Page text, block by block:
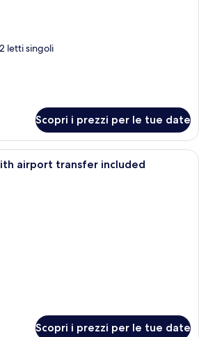
letti singoli
Scopri i prezzi per le tue date
Un soggiorno con divano, poltrona,
airport transfer included
Scopri i prezzi per le tue date